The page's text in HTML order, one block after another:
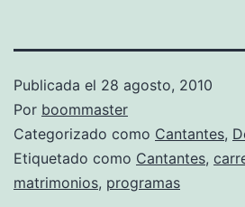
Publicada el 28 agosto, 2010
Por boommaster
Categorizado como Cantantes,
Etiquetado como Cantantes,
matrimonios, programas